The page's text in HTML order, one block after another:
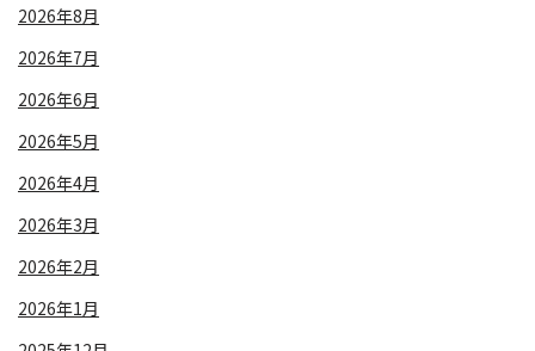
2026年8月
2026年7月
2026年6月
2026年5月
2026年4月
2026年3月
2026年2月
2026年1月